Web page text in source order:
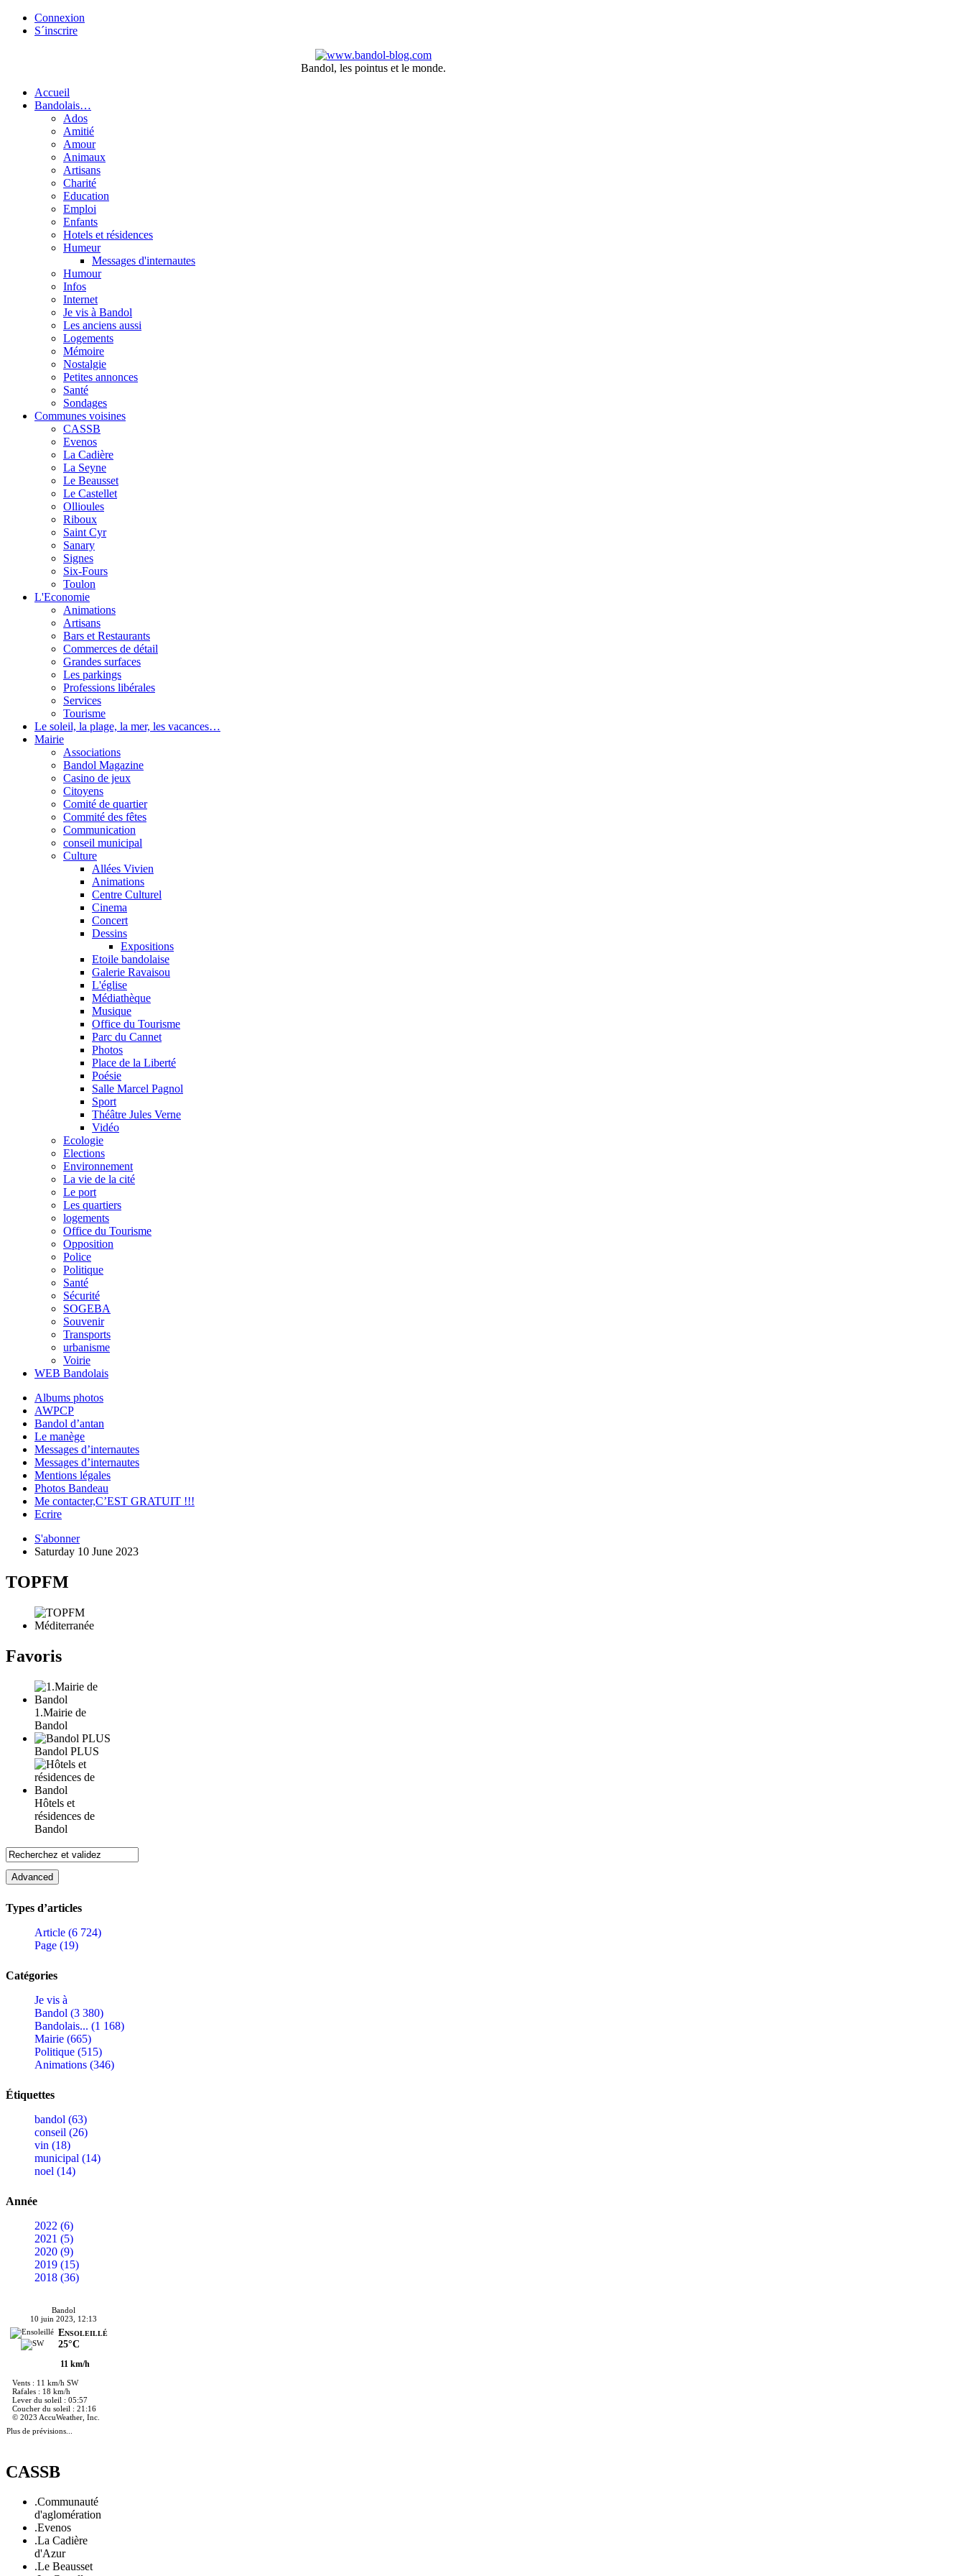
Connexion
S´inscrire
Bandol, les pointus et le monde.
Accueil
Bandolais…
Ados
Amitié
Amour
Animaux
Artisans
Charité
Education
Emploi
Enfants
Hotels et résidences
Humeur
Messages d'internautes
Humour
Infos
Internet
Je vis à Bandol
Les anciens aussi
Logements
Mémoire
Nostalgie
Petites annonces
Santé
Sondages
Communes voisines
CASSB
Evenos
La Cadière
La Seyne
Le Beausset
Le Castellet
Ollioules
Riboux
Saint Cyr
Sanary
Signes
Six-Fours
Toulon
L'Economie
Animations
Artisans
Bars et Restaurants
Commerces de détail
Grandes surfaces
Les parkings
Professions libérales
Services
Tourisme
Le soleil, la plage, la mer, les vacances…
Mairie
Associations
Bandol Magazine
Casino de jeux
Citoyens
Comité de quartier
Commité des fêtes
Communication
conseil municipal
Culture
Allées Vivien
Animations
Centre Culturel
Cinema
Concert
Dessins
Expositions
Etoile bandolaise
Galerie Ravaisou
L'église
Médiathèque
Musique
Office du Tourisme
Parc du Cannet
Photos
Place de la Liberté
Poésie
Salle Marcel Pagnol
Sport
Théâtre Jules Verne
Vidéo
Ecologie
Elections
Environnement
La vie de la cité
Le port
Les quartiers
logements
Office du Tourisme
Opposition
Police
Politique
Santé
Sécurité
SOGEBA
Souvenir
Transports
urbanisme
Voirie
WEB Bandolais
Albums photos
AWPCP
Bandol d’antan
Le manège
Messages d’internautes
Messages d’internautes
Mentions légales
Photos Bandeau
Me contacter,C’EST GRATUIT !!!
Ecrire
S'abonner
Saturday 10 June 2023
TOPFM
Favoris
1.Mairie de
Bandol
Bandol PLUS
Hôtels et
résidences de
Bandol
Types d’articles
Article (6 724)
Page (19)
Catégories
Je vis à
Bandol (3 380)
Bandolais... (1 168)
Mairie (665)
Politique (515)
Animations (346)
Étiquettes
bandol (63)
conseil (26)
vin (18)
municipal (14)
noel (14)
Année
2022 (6)
2021 (5)
2020 (9)
2019 (15)
2018 (36)
Bandol
10 juin 2023, 12:13
Ensoleillé
25°C
11 km/h
Vents : 11 km/h SW
Rafales : 18 km/h
Lever du soleil : 05:57
Coucher du soleil : 21:16
© 2023 AccuWeather, Inc.
Plus de prévisions...
CASSB
.Communauté
d'aglomération
.Evenos
.La Cadière
d'Azur
.Le Beausset